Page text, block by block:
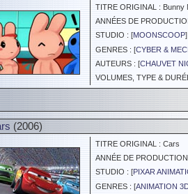
TITRE ORIGINAL : Bunny
ANNÉES DE
STUDIO : [MOONSCOOP]
GENRES : [CYBER &
AUTEURS : [CHAUVET
VOLUMES, TYPE &
(2006)
TITRE ORIGINAL : Cars
ANNÉE DE
STUDIO : [PIXAR
GENRES : [ANIMATION